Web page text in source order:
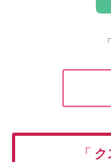
「
「 ク